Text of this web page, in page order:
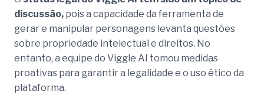
discussão, pois a capacidade da ferramenta de
gerar e manipular personagens levanta questões
sobre propriedade intelectual e direitos. No
entanto, a equipe do Viggle AI tomou medidas
proativas para garantir a legalidade e o uso ético da
plataforma.